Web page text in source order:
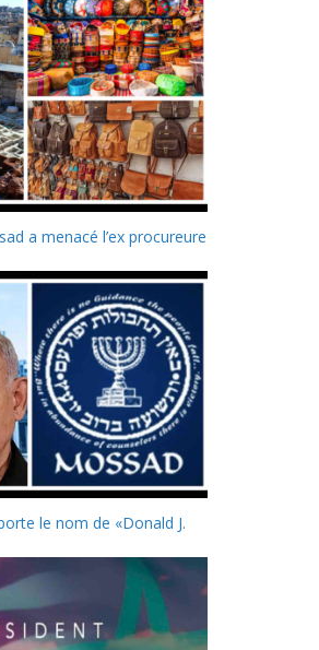
a menacé l’ex procureure
le nom de «Donald J.